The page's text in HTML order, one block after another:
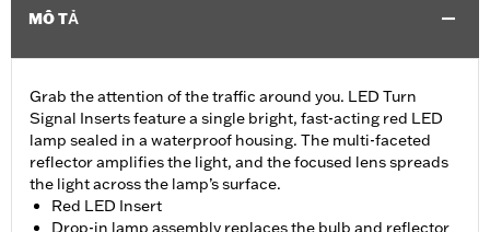
MÔ TẢ
Grab the attention of the traffic around you. LED Turn
Signal Inserts feature a single bright, fast-acting red LED
lamp sealed in a waterproof housing. The multi-faceted
reflector amplifies the light, and the focused lens spreads
the light across the lamp’s surface.
Red LED Insert
Drop-in lamp assembly replaces the bulb and reflector